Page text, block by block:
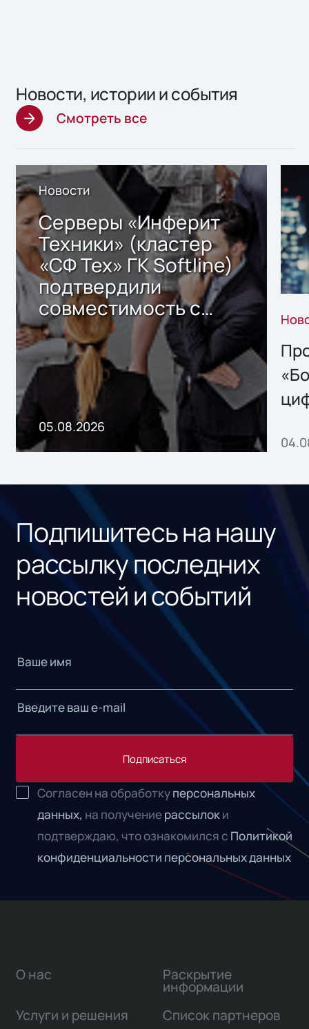
Новости, истории и события
Смотреть все
Новости
Серверы «Инферит
Техники» (кластер
«СФ Тех» ГК Softline)
подтвердили
совместимость с
решением Sharx
Storage 2.x для
хранения данных
05.08.2026
Подпишитесь на нашу
рассылку последних
новостей и событий
Подписаться
Согласен на обработкуперсональных
данных, на получениерассылоки
подтверждаю, что ознакомился с Политикой
конфиденциальности персональных данных
О нас
Услуги и решения
Раскрытие
информации
Список партнеров